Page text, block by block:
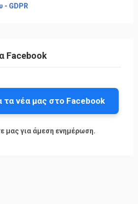
- GDPR
Facebook
τα νέα μας στο Facebook
μας για άμεση ενημέρωση.